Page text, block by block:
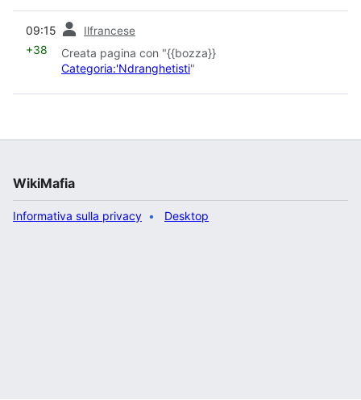
09:15 Ilfrancese
+38
Creata pagina con "{{bozza}}
Categoria:'Ndranghetisti"
WikiMafia
Informativa sulla privacy Desktop